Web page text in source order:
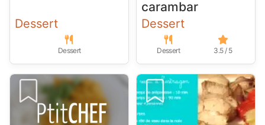
Dessert
Dessert
carambar
Dessert
Dessert 3.5 / 5